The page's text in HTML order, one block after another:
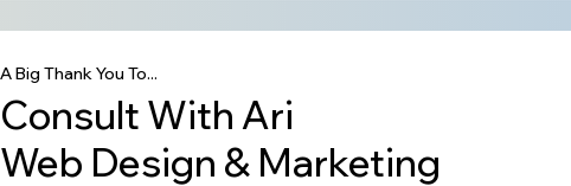
A Big Thank You To...
Consult With Ari
Web Design & Marketing